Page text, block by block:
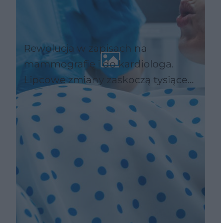
Rewolucja w zapisach na
mammografię i do kardiologa.
Lipcowe zmiany zaskoczą tysiące
pacjentów